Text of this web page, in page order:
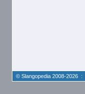
© Slangopedia 2008-2026 :